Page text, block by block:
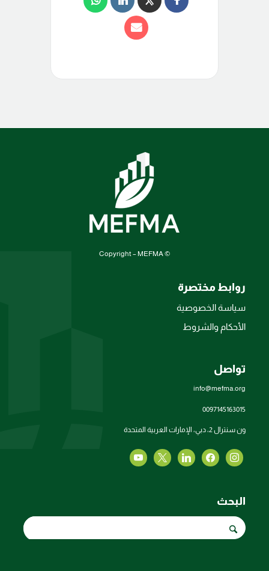
© Copyright – MEFMA
روابط مختصرة
سياسة الخصوصية
الأحكام والشروط
تواصل
info@mefma.org
0097145163015
ون سنترال 2، دبي، الإمارات العربية المتحدة
البحث